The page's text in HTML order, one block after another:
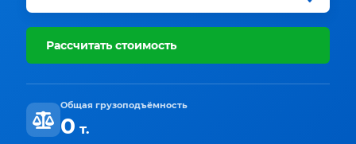
Рассчитать стоимость
Общая грузоподъёмность
0 т.